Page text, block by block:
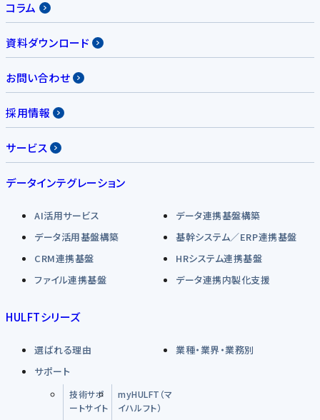
コラム
資料ダウンロード
お問い合わせ
採用情報
サービス
データインテグレーション
AI活用サービス
データ連携基盤構築
データ活用基盤構築
基幹システム／ERP連携基盤
CRM連携基盤
HRシステム連携基盤
ファイル連携基盤
データ連携内製化支援
HULFTシリーズ
選ばれる理由
業種・業界・業務別
サポート
技術サポ
ートサイト
myHULFT（マ
イハルフト）